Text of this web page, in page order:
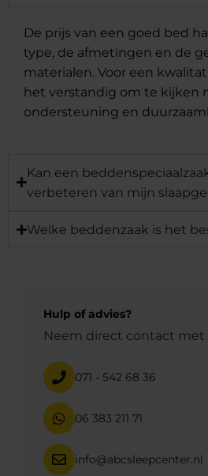
De prijs van een goed bed
type, de afmetingen en de
materialen. Voor een
het verstandig om te kijken
ondersteuning en
Kan een
verbeteren van mijn
Welke beddenzaak is het
Hulp of advies?
Neem direct contact met
071 - 542 68 36
06 383 211 71
info@abcsleepcenter.nl